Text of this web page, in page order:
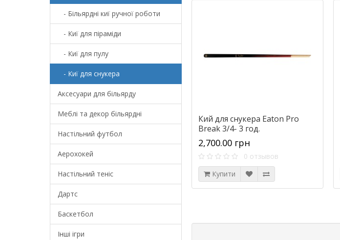
- Більярдні киї ручної роботи
- Киї для піраміди
- Киї для пулу
- Киї для снукера
Аксесуари для більярду
Меблі та декор більярдні
Настільний футбол
Аерохокей
Настільний теніс
Дартс
Баскетбол
Інші ігри
Кий для снукера Eaton Pro
Break 3/4- 3 год.
2,700.00 грн
0 отзывов
Купити